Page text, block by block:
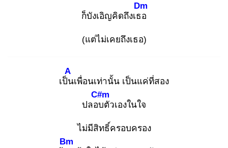
ก็บังเอิญคิดถึงเธอ
Dm
(แต่ไม่เคยถึงเธอ)
เป็น
A
เพื่อนเท่านั้น เป็นแค่ที่สอง
ปลอบ
C#m
ตัวเองในใจ
ไม่มีสิทธิ์ครอบครอง
Bm